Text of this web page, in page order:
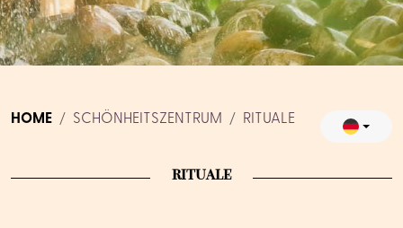
HOME SCHÖNHEITSZENTRUM RITUALE
RITUALE